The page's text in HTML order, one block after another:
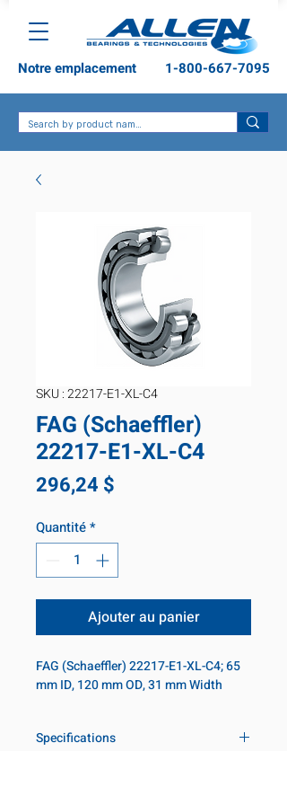
1-800-667-7095
Notre emplacement
SKU : 22217-E1-XL-C4
FAG (Schaeffler)
22217-E1-XL-C4
296,24 $
Quantité*
Ajouter au panier
FAG (Schaeffler) 22217-E1-XL-C4; 65
mm ID, 120 mm OD, 31 mm Width
Specifications